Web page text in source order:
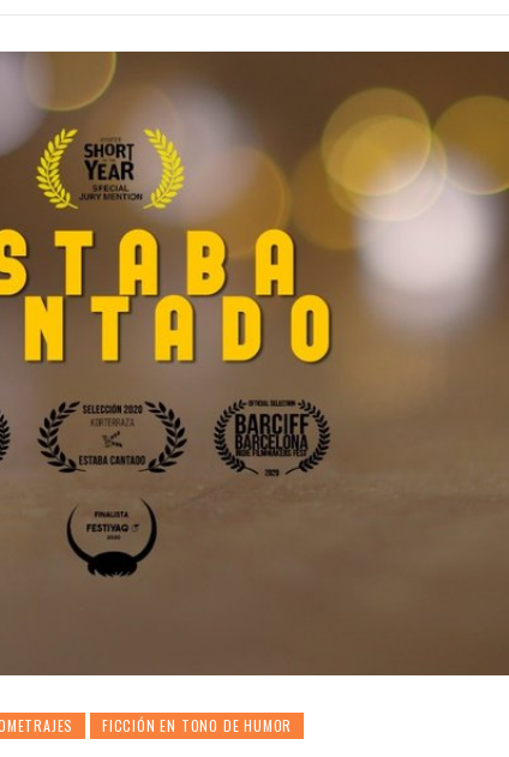
FICCIÓN EN TONO DE HUMOR